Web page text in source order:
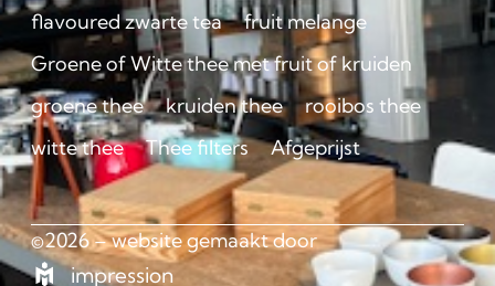
flavoured zwarte tea
fruit melange
Groene of Witte thee met fruit of kruiden
groene thee
kruiden thee
rooibos thee
witte thee
Thee filters Afgeprijst
©2026 – website gemaakt door
impression